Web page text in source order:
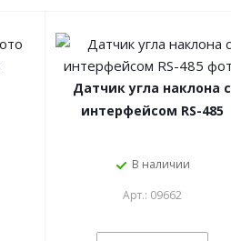
Датчик угла наклона с
интерфейсом RS-485
В наличии
Арт.: 09662